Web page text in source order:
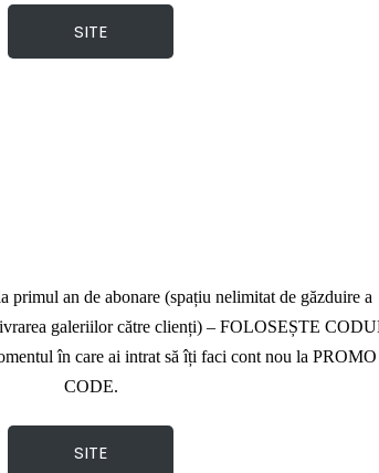
SITE
primul an de abonare (spațiu nelimitat de găzduire a
galeriilor către clienți) – FOLOSEȘTE
în care ai intrat să îți faci cont nou la PROMO
CODE.
SITE